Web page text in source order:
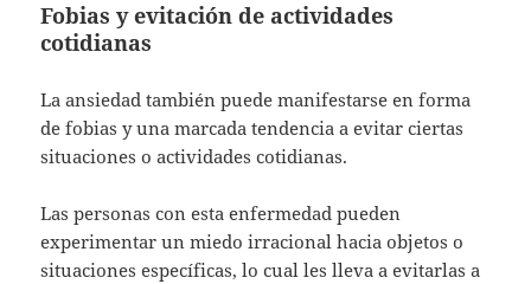
Fobias y evitación de actividades
cotidianas
La ansiedad también puede manifestarse en forma
de fobias y una marcada tendencia a evitar ciertas
situaciones o actividades cotidianas.
Las personas con esta enfermedad pueden
experimentar un miedo irracional hacia objetos o
situaciones específicas, lo cual les lleva a evitarlas a